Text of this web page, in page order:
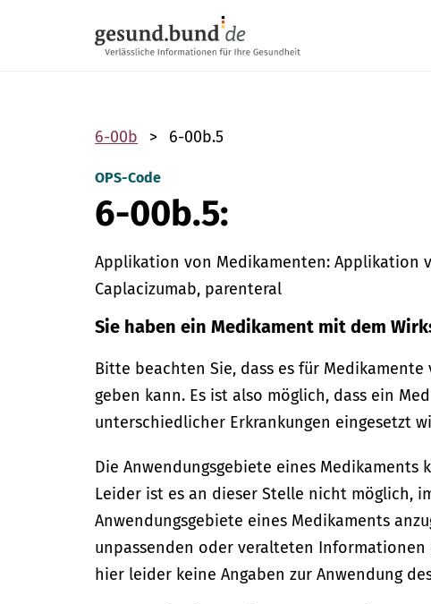
6-00b 6-00b.5
OPS-Code
6-00b.5:
Applikation von Medikamenten: Applikation
Caplacizumab, parenteral
Sie haben ein Medikament mit dem
Bitte beachten Sie, dass es für
geben kann. Es ist also möglich, dass ein
unterschiedlicher Erkrankungen eingesetzt
Die Anwendungsgebiete eines
Leider ist es an dieser Stelle nicht möglich,
Anwendungsgebiete eines Medikaments
unpassenden oder veralteten
hier leider keine Angaben zur Anwendung